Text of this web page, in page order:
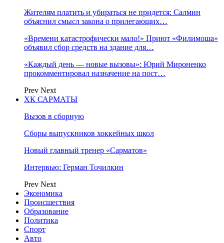
Жителям платить и убираться не придется: Салмин
объяснил смысл закона о прилегающих…
«Времени катастрофически мало!» Приют «Филимоша»
объявил сбор средств на здание для…
«Каждый день — новые вызовы»: Юрий Мироненко
прокомментировал назначение на пост…
Prev Next
ХК САРМАТЫ
Вызов в сборную
Сборы выпускников хоккейных школ
Новый главный тренер «Сарматов»
Интервью: Герман Точилкин
Prev Next
Экономика
Происшествия
Образование
Политика
Спорт
Авто